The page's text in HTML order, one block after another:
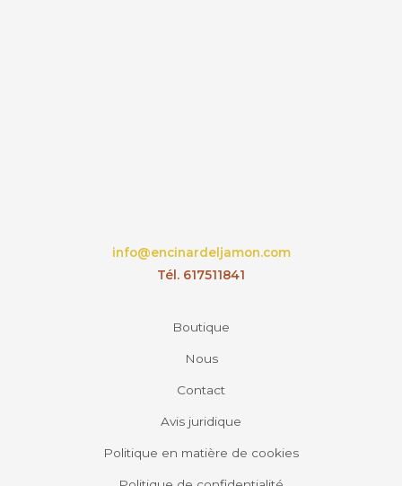
info@encinardeljamon.com
Tél. 617511841
Boutique
Nous
Contact
Avis juridique
Politique en matière de cookies